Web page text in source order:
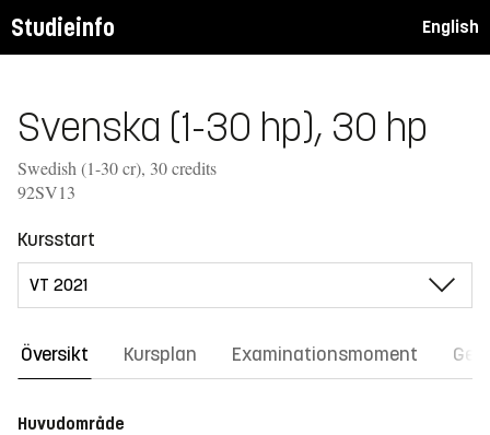
Studieinfo English
Svenska (1-30 hp), 30 hp
Swedish (1-30 cr), 30 credits
92SV13
Kursstart
Översikt Kursplan Examinationsmoment
Huvudområde